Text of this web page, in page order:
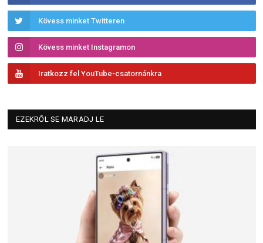
Kövess minket Twitteren
Kövess minket Instagramon
Iratkozz fel YouTube-csatornánkra
EZEKRŐL SE MARADJ LE